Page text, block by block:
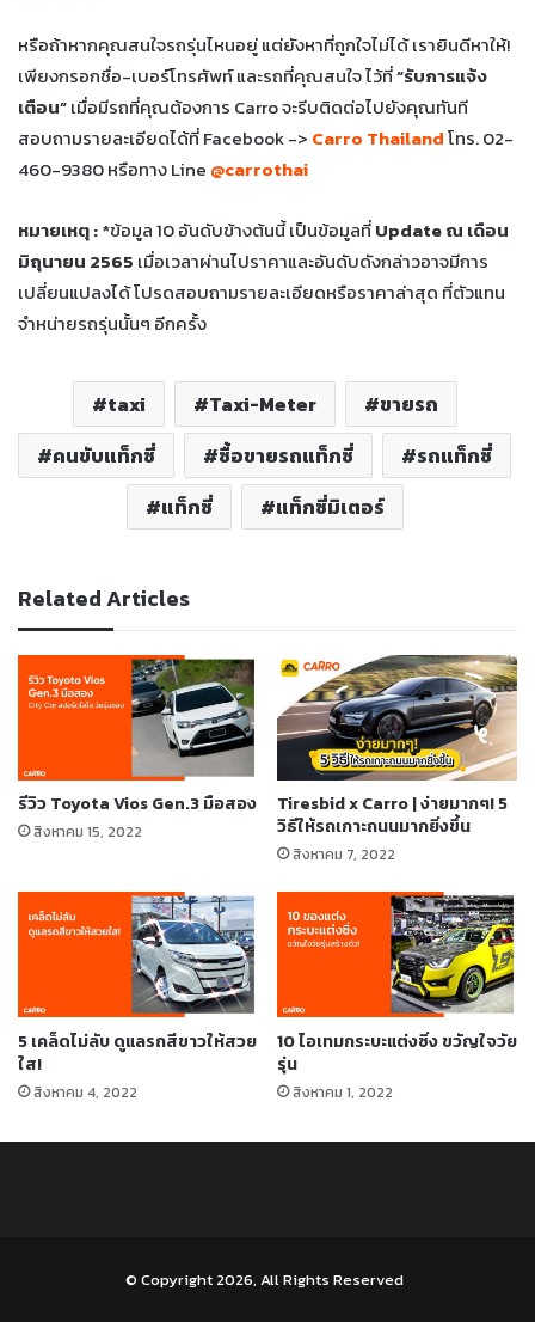
หรือถ้าหากคุณสนใจรถรุ่นไหนอยู่ แต่ยังหาที่ถูกใจไม่ได้ เรายินดีหาให้!
เพียงกรอกชื่อ-เบอร์โทรศัพท์ และรถที่คุณสนใจ ไว้ที่“รับการแจ้ง
เตือน”เมื่อมีรถที่คุณต้องการ Carro จะรีบติดต่อไปยังคุณทันที
สอบถามรายละเอียดได้ที่ Facebook -> Carro Thailandโทร. 02-
460-9380 หรือทาง Line @carrothai
หมายเหตุ :*ข้อมูล 10 อันดับข้างต้นนี้ เป็นข้อมูลที่Update ณ เดือน
มิถุนายน 2565 เมื่อเวลาผ่านไปราคาและอันดับดังกล่าวอาจมีการ
เปลี่ยนแปลงได้ โปรดสอบถามรายละเอียดหรือราคาล่าสุด ที่ตัวแทน
จำหน่ายรถรุ่นนั้นๆ อีกครั้ง
taxi Taxi-Meter
ขายรถ
คนขับแท็กซี่
ซื้อขายรถแท็กซี่
รถแท็กซี่
แท็กซี่
แท็กซี่มิเตอร์
Related Articles
รีวิว Toyota Vios Gen.3 มือสอง
สิงหาคม 15, 2022
Tiresbid x Carro | ง่ายมากๆ! 5
วิธีให้รถเกาะถนนมากยิ่งขึ้น
สิงหาคม 7, 2022
5 เคล็ดไม่ลับ ดูแลรถสีขาวให้สวย
ใส!
สิงหาคม 4, 2022
10 ไอเทมกระบะแต่งซิ่ง ขวัญใจวัย
รุ่น
สิงหาคม 1, 2022
© Copyright 2026, All Rights Reserved